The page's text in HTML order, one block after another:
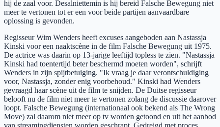
hij de zaal voor. Desalniettemin is hij bereid Falsche Bewegung niet
meer te vertonen tot er een voor beide partijen aanvaardbare
oplossing is gevonden.
Regisseur Wim Wenders heeft excuses aangeboden aan Nastassja
Kinski voor een naaktscène in de film Falsche Bewegung uit 1975.
De actrice was daarin op 13-jarige leeftijd topless te zien. "Nastassja
Kinski had toentertijd beter beschermd moeten worden", schrijft
Wenders in zijn spijtbetuiging. "Ik vraag je daar verontschuldiging
voor, Nastassja, zonder enig voorbehoud." Kinski had Wenders
gevraagd haar scène uit de film te snijden. De Duitse regisseur
belooft nu de film niet meer te vertonen zolang de discussie daarover
loopt. Falsche Bewegung (internationaal ook bekend als The Wrong
Move) zal daarom niet meer op tv worden getoond en uit het aanbod
van streamingdiensten worden geschrapt. Gedreigd met proces